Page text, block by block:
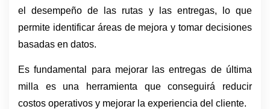
el desempeño de las rutas y las entregas, lo que
permite identificar áreas de mejora y tomar decisiones
basadas en datos.
Es fundamental para mejorar las entregas de última
milla es una herramienta que conseguirá reducir
costos operativos y mejorar la experiencia del cliente.